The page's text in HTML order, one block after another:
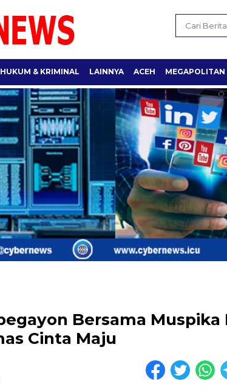
HUKUM & KRIMINAL LAINNYA ACEH MEGAPOLITAN
Bersama Muspika
Cinta Maju